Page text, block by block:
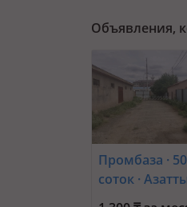
Объявления,
Промбаза · 50
соток ·